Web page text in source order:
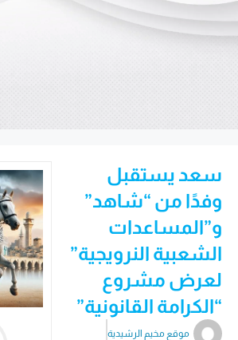
سعد يستقبل
وفدًا من “شاهد”
و”المساعدات
الشعبية النرويجية”
لعرض مشروع
“الكرامة القانونية”
موقع مخيم الرشيدية